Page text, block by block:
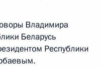
Владимира
Беларусь
Республики